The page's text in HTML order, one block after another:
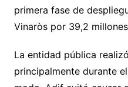
primera fase de
Vinaròs por 39,2
La entidad pública
principalmente durante